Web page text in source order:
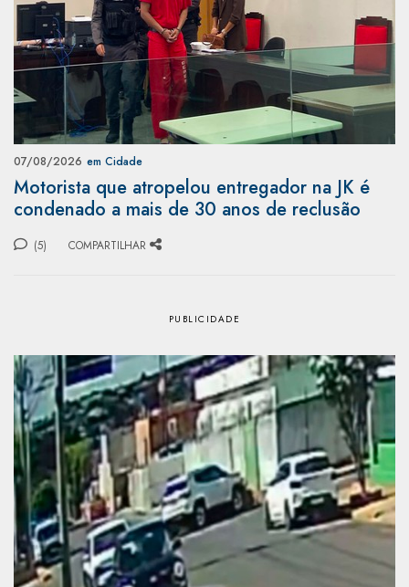
07/08/2026 em Cidade
Motorista que atropelou entregador na JK é
condenado a mais de 30 anos de reclusão
(5) COMPARTILHAR